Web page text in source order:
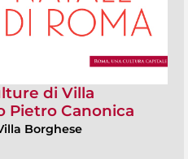
di Villa
Pietro Canonica
Borghese